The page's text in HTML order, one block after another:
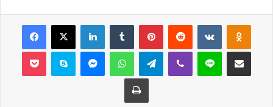
Facebook
X LinkedInTumblr PinterestReddit VKontakte
Pocket Skype MessengerWhatsAppTelegramViber Line E-Posta ile
Yazdır